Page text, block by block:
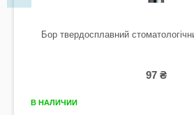
Бор твердосплавний
97 ₴
В НАЛИЧИИ